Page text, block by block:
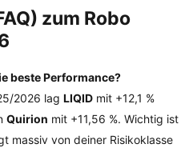
zum Robo
beste Performance?
2026 lag LIQID mit +12,1 %
Quirion mit +11,56 %. Wichtig ist
massiv von deiner Risikoklasse